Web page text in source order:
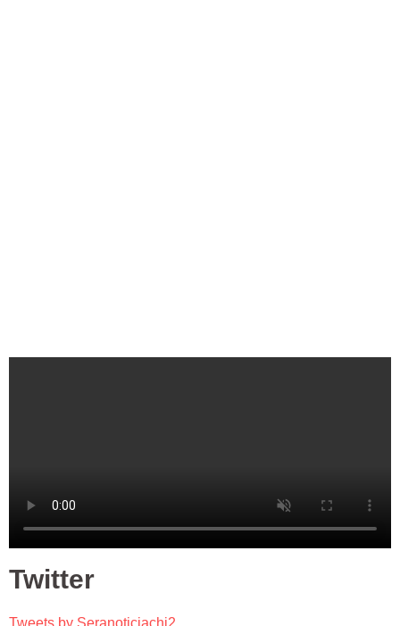
Twitter
Tweets by Seranoticiachi2